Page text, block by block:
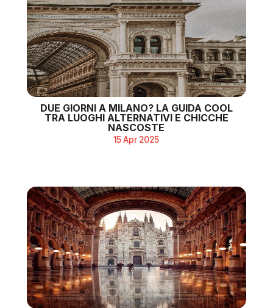
DUE GIORNI A MILANO? LA GUIDA COOL
TRA LUOGHI ALTERNATIVI E CHICCHE
NASCOSTE
15 Apr 2025